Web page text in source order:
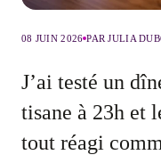
08 JUIN 2026 PAR JULIA
J’ai testé un
tisane à 23h et
tout réagi